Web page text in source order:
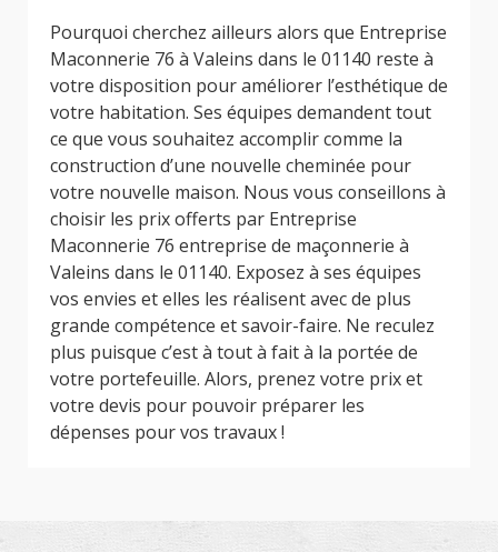
Pourquoi cherchez ailleurs alors que Entreprise
Maconnerie 76 à Valeins dans le 01140 reste à
votre disposition pour améliorer l’esthétique de
votre habitation. Ses équipes demandent tout
ce que vous souhaitez accomplir comme la
construction d’une nouvelle cheminée pour
votre nouvelle maison. Nous vous conseillons à
choisir les prix offerts par Entreprise
Maconnerie 76 entreprise de maçonnerie à
Valeins dans le 01140. Exposez à ses équipes
vos envies et elles les réalisent avec de plus
grande compétence et savoir-faire. Ne reculez
plus puisque c’est à tout à fait à la portée de
votre portefeuille. Alors, prenez votre prix et
votre devis pour pouvoir préparer les
dépenses pour vos travaux !